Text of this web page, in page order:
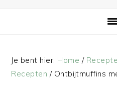
Je bent hier: Home /
Recepten /Ontbijtmuffins